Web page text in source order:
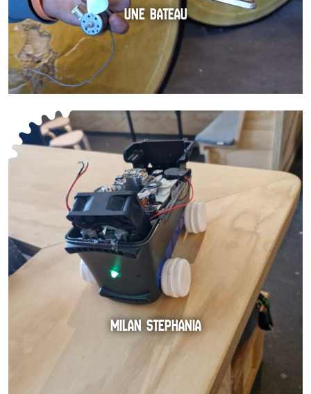
UNE BATEAU
MILAN STEPHANIA